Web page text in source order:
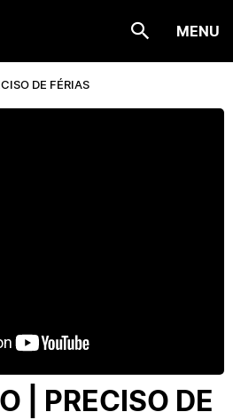
MENU
DE FÉRIAS
| PRECISO DE